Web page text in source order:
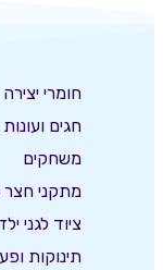
חומרי יצירה
חגים ועונות
משחקים
מתקני חצר
ציוד לגני
תינוקות